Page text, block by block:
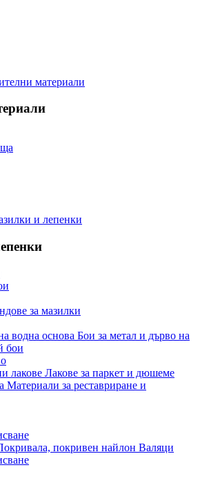
материали
и лепенки
за мазилки
водна основа Бои за метал и дърво на
бои
лакове Лакове за паркет и дюшеме
Материали за реставриране и
покривен найлон Валяци